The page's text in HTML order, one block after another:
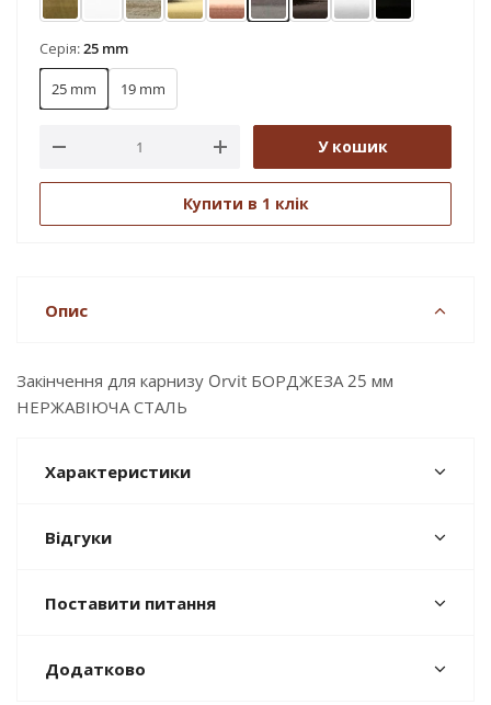
Антик АрктісБіле золото (матове)
ЗолотоМідьНержавіюча сталь
ОніксСатин Чорний
Серія:25 mm
25 mm 19 mm
У кошик
Купити в 1 клік
Опис
Закінчення для карнизу Orvit БОРДЖЕЗА 25 мм
НЕРЖАВІЮЧА СТАЛЬ
Характеристики
Відгуки
Поставити питання
Додатково